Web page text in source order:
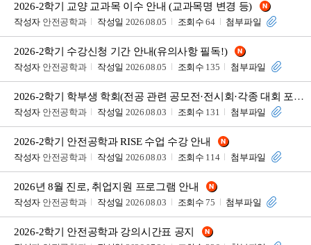
2026-2학기 교양 교과목 이수 안내 (교과목명 변경 등)
작성자 안전공학과 작성일 2026.08.05 조회수 64 첨부파일
2026-2학기 수강신청 기간 안내(유의사항 필독!)
작성자 안전공학과 작성일 2026.08.05 조회수 135 첨부파일
2026-2학기 학부생 학회(전공 관련 공모전·전시회·각종 대회 포함)발표 지원 프로그램 안내
작성자 안전공학과 작성일 2026.08.03 조회수 131 첨부파일
2026-2학기 안전공학과 RISE 수업 수강 안내
작성자 안전공학과 작성일 2026.08.03 조회수 114 첨부파일
2026년 8월 진로, 취업지원 프로그램 안내
작성자 안전공학과 작성일 2026.08.03 조회수 75 첨부파일
2026-2학기 안전공학과 강의시간표 공지